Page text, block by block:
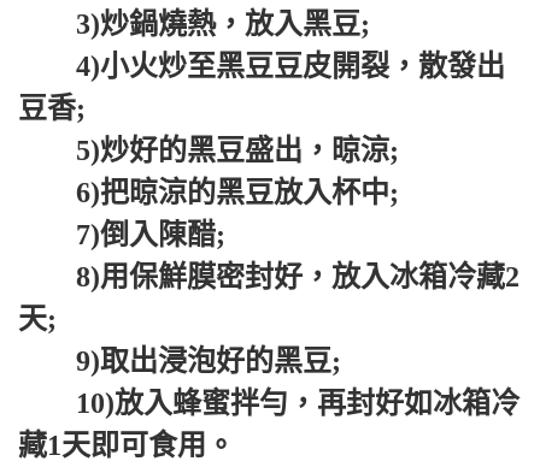
3)炒鍋燒熱，放入黑豆;
4)小火炒至黑豆豆皮開裂，散發出
豆香;
5)炒好的黑豆盛出，晾涼;
6)把晾涼的黑豆放入杯中;
7)倒入陳醋;
8)用保鮮膜密封好，放入冰箱冷藏2
天;
9)取出浸泡好的黑豆;
10)放入蜂蜜拌勻，再封好如冰箱冷
藏1天即可食用。